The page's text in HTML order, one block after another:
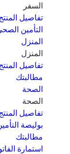
السفر
تفاصيل
التأمين
المنزل
المنزل
تفاصيل
مطالبتك
الصحة
الصحة
تفاصيل
بوليصة
مطالبتك
استمارة